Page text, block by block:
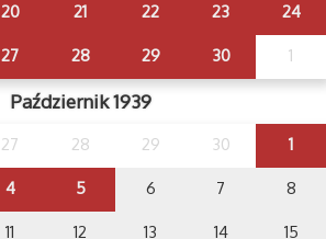
20 21 22 23 24
27 28 29 30 1
Październik 1939
27 28 29 30 1
4 5 6 7 8
11 12 13 14 15